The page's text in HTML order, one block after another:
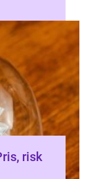
risk